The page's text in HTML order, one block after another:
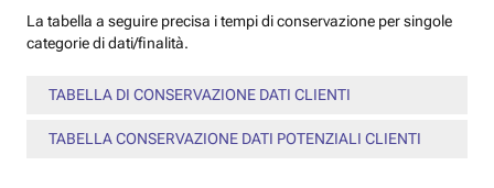
La tabella a seguire precisa i tempi di conservazione per singole
categorie di dati/finalità.
TABELLA DI CONSERVAZIONE DATI CLIENTI
TABELLA CONSERVAZIONE DATI POTENZIALI CLIENTI